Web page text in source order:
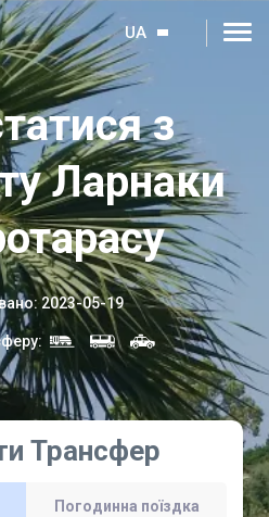
UA
з
Ларнаки
:2023-05-19
:
Трансфер
Погодинна поїздка